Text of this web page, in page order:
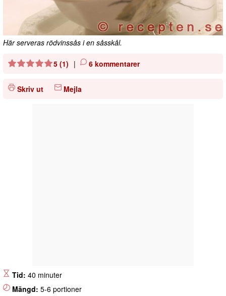
Här serveras rödvinssås i en såsskål.
5 (1) | 6 kommentarer
Skriv ut Mejla
Tid: 40 minuter
Mängd: 5-6 portioner